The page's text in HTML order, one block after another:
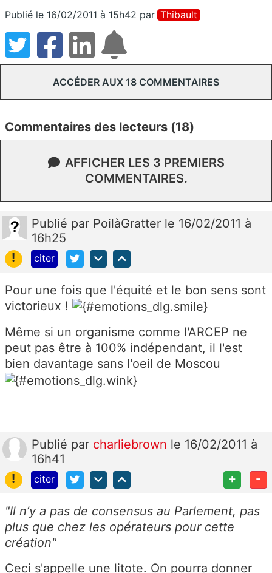
Publié le 16/02/2011 à 15h42 par Thibault
ACCÉDER AUX 18 COMMENTAIRES
Commentaires des lecteurs (18)
AFFICHER LES 3 PREMIERS
COMMENTAIRES.
Publié par PoilàGratter le 16/02/2011 à
16h25
!
citer
Pour une fois que l'équité et le bon sens sont
victorieux !
Même si un organisme comme l'ARCEP ne
peut pas être à 100% indépendant, il l'est
bien davantage sans l'oeil de Moscou
Publié par charliebrown le 16/02/2011 à
16h41
!
citer + -
"Il n’y a pas de consensus au Parlement, pas
plus que chez les opérateurs pour cette
création"
Ceci s'appelle une litote. On pourra donner